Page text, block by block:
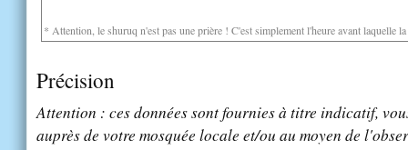
* Attention, le shuruq n'est pas une prière ! C'est simplement l'heure avant laquelle
Précision
Attention : ces données sont fournies à titre indicatif,
auprès de votre mosquée locale et/ou au moyen de